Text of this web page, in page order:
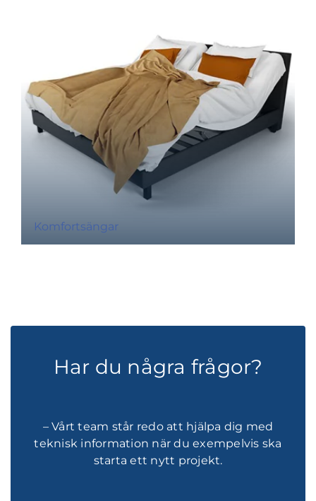
Komfortsängar
Har du några frågor?
– Vårt team står redo att hjälpa dig med
teknisk information när du exempelvis ska
starta ett nytt projekt.